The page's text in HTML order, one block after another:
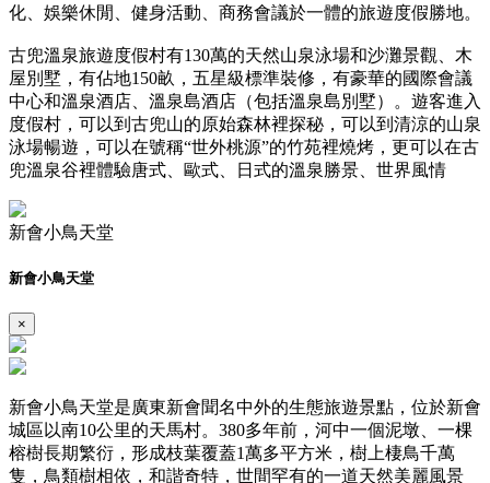
化、娛樂休閒、健身活動、商務會議於一體的旅遊度假勝地。
古兜溫泉旅遊度假村有130萬的天然山泉泳場和沙灘景觀、木
屋別墅，有佔地150畝，五星級標準裝修，有豪華的國際會議
中心和溫泉酒店、溫泉島酒店（包括溫泉島別墅）。遊客進入
度假村，可以到古兜山的原始森林裡探秘，可以到清涼的山泉
泳場暢遊，可以在號稱“世外桃源”的竹苑裡燒烤，更可以在古
兜溫泉谷裡體驗唐式、歐式、日式的溫泉勝景、世界風情
新會小鳥天堂
新會小鳥天堂
×
新會小鳥天堂是廣東新會聞名中外的生態旅遊景點，位於新會
城區以南10公里的天馬村。380多年前，河中一個泥墩、一棵
榕樹長期繁衍，形成枝葉覆蓋1萬多平方米，樹上棲鳥千萬
隻，鳥類樹相依，和諧奇特，世間罕有的一道天然美麗風景